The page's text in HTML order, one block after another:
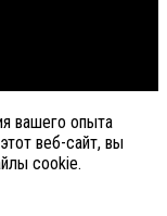
вашего опыта
веб-сайт, вы
cookie.